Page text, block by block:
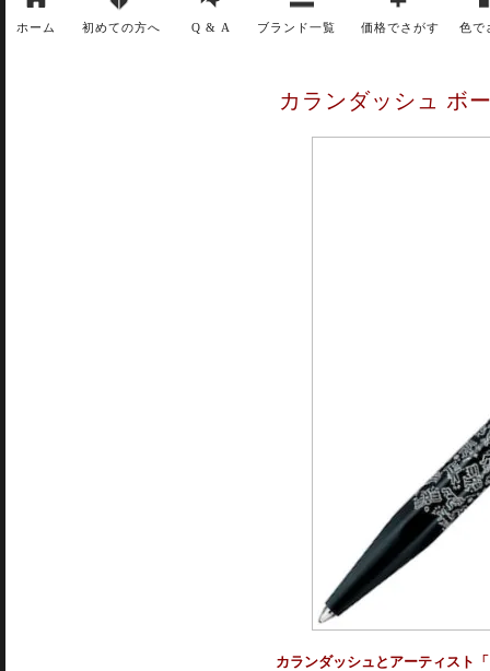
ホーム 初めての方へ Q & A ブランド一覧 価格でさがす 色で
カランダッシュ ボ
カランダッシュとアーティスト